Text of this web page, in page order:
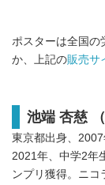
ポスターは全国の
か、上記の販売サ
池端 杏慈
東京都出身、2007
2021年、中学2年
ンプリ獲得。ニ